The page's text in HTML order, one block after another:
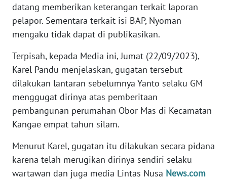
datang memberikan keterangan terkait laporan
pelapor. Sementara terkait isi BAP, Nyoman
mengaku tidak dapat di publikasikan.
Terpisah, kepada Media ini, Jumat (22/09/2023),
Karel Pandu menjelaskan, gugatan tersebut
dilakukan lantaran sebelumnya Yanto selaku GM
menggugat dirinya atas pemberitaan
pembangunan perumahan Obor Mas di Kecamatan
Kangae empat tahun silam.
Menurut Karel, gugatan itu dilakukan secara pidana
karena telah merugikan dirinya sendiri selaku
wartawan dan juga media Lintas Nusa News.com
NTB
WN
SULTENG
WN
SULBAR
WN
WN